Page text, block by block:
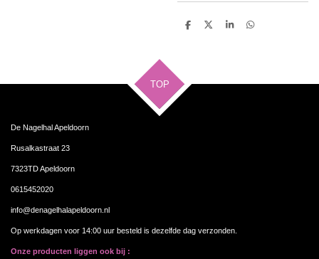
D
D
S
D
TOP
De Nagelhal Apeldoorn
Rusalkastraat 23
7323TD Apeldoorn
0615452020
info@denagelhalapeldoorn.nl
Op werkdagen voor 14:00 uur besteld is dezelfde dag verzonden.
Onze producten liggen ook bij :